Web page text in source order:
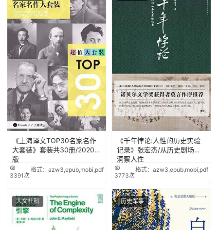
《上海译文TOP30名家名作
大套装》套装共30册/2020年
版
3391次
格式：azw3,epub,mobi,pdf
《千年悖论:人性的历史实验
记录》张宏杰/从历史剧场里
洞察人性
3773次
格式：azw3,epub,mobi,pdf
人文社科 历史军事